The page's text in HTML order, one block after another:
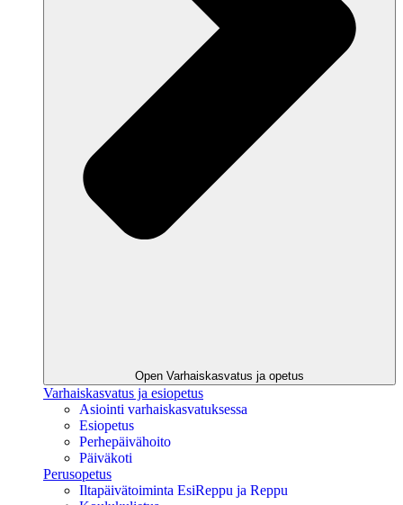
Open Varhaiskasvatus ja opetus
Varhaiskasvatus ja esiopetus
Asiointi varhaiskasvatuksessa
Esiopetus
Perhepäivähoito
Päiväkoti
Perusopetus
Iltapäivätoiminta EsiReppu ja Reppu